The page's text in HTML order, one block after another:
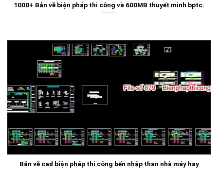
1000+ Bản vẽ biện pháp thi công và 600MB thuyết minh bptc.
Bản vẽ cad biện pháp thi công bến nhập than nhà máy hay